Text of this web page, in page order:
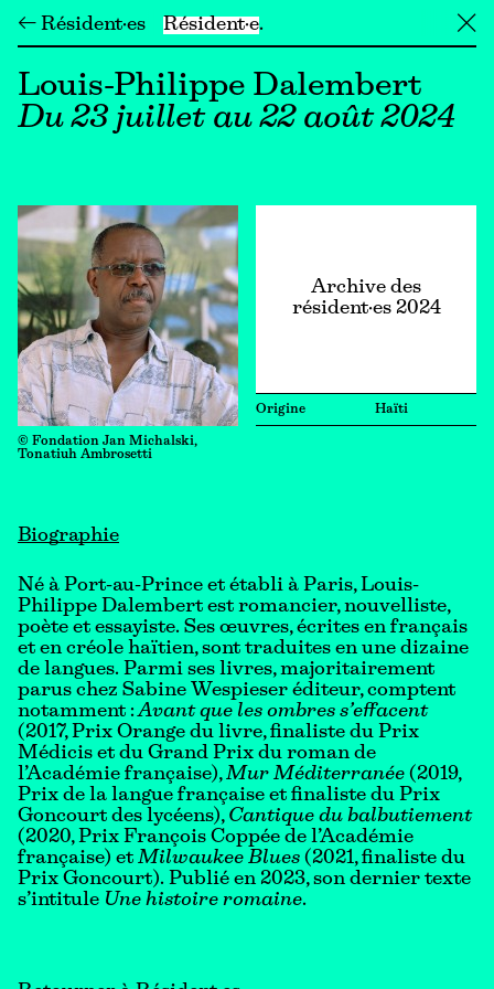
← Résident·es Résident·e ╳
Louis-Philippe Dalembert
Du 23 juillet au 22 août 2024
© Fondation Jan Michalski,
Tonatiuh Ambrosetti
Archive des
résident·es 2024
Origine Haïti
Biographie
Né à Port-au-Prince et établi à Paris, Louis-
Philippe Dalembert est romancier, nouvelliste,
poète et essayiste. Ses œuvres, écrites en français
et en créole haïtien, sont traduites en une dizaine
de langues. Parmi ses livres, majoritairement
parus chez Sabine Wespieser éditeur, comptent
notamment :Avant que les ombres s’effacent
(2017, Prix Orange du livre, finaliste du Prix
Médicis et du Grand Prix du roman de
l’Académie française),Mur Méditerranée (2019,
Prix de la langue française et finaliste du Prix
Goncourt des lycéens), Cantique du balbutiement
(2020, Prix François Coppée de l’Académie
française) et Milwaukee Blues (2021, finaliste du
Prix Goncourt). Publié en 2023, son dernier texte
s’intitule Une histoire romaine.